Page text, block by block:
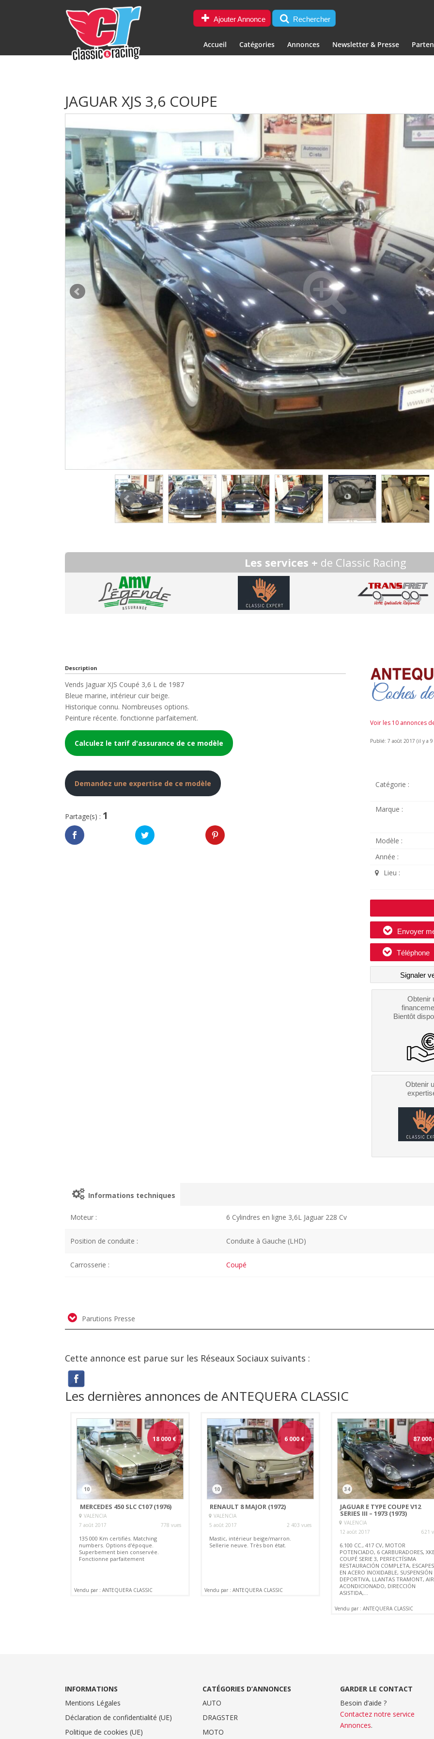
Ajouter Annonce Rechercher
Accueil Catégories Annonces Newsletter & Presse
JAGUAR XJS 3,6 COUPE
Les services + de Classic Racing
Description
Vends Jaguar XJS Coupé 3,6 L de 1987
Bleue marine, intérieur cuir beige.
Historique connu. Nombreuses options.
Peinture récente. fonctionne parfaitement.
Calculez le tarif d'assurance de ce modèle
Demandez une expertise de ce modèle
Partage(s) : 1
Voir les 10 annonces
Publié: 7 août 2017 (il y a 9
Catégorie :
Marque :
Modèle :
Année :
Lieu :
Envoyer
Téléphone
Signaler
Obtenir
Bientôt
Obtenir
Informations techniques
Moteur : 6 Cylindres en ligne 3,6L Jaguar 228 Cv
Position de conduite : Conduite à Gauche (LHD)
Carrosserie : Coupé
Parutions Presse
Cette annonce est parue sur les Réseaux Sociaux suivants :
Les dernières annonces de ANTEQUERA CLASSIC
18 000€
10
MERCEDES 450 SLC C107 (1976)
VALENCIA
7 août 2017
778 vues
135 000 Km certifiés. Matching
numbers. Options d'époque.
Superbement bien conservée.
Fonctionne parfaitement
Vendu par : ANTEQUERA CLASSIC
6 000 €
10
RENAULT 8 MAJOR (1972)
VALENCIA
5 août 2017
2 403 vues
Mastic, intérieur beige/marron.
Sellerie neuve. Très bon état.
Vendu par : ANTEQUERA CLASSIC
87 000
34
JAGUAR E TYPE COUPE V12
SERIES III – 1973 (1973)
VALENCIA
12 août 2017
621
6.100 CC., 417 CV, MOTOR
POTENCIADO, 6 CARBURADORES,
COUPÉ SERIE 3, PERFECTÍSIMA
RESTAURACIÓN COMPLETA, ESCAPES
EN ACERO INOXIDABLE, SUSPENSIÓN
DEPORTIVA, LLANTAS TRAMONT,
ACONDICIONADO, DIRECCIÓN
ASISTIDA,...
Vendu par : ANTEQUERA CLASSIC
INFORMATIONS
Mentions Légales
Déclaration de confidentialité (UE)
Politique de cookies (UE)
CATÉGORIES D’ANNONCES
AUTO
DRAGSTER
MOTO
GARDER LE CONTACT
Besoin d’aide ?
Contactez notre service
Annonces.